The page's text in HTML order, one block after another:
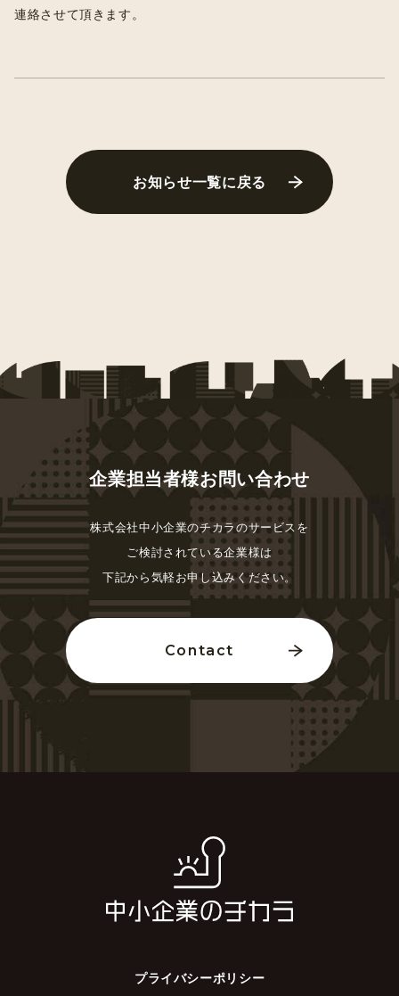
連絡させて頂きます。
お知らせ一覧に戻る
企業担当者様お問い合わせ
株式会社中小企業のチカラのサービスを
ご検討されている企業様は
下記から気軽お申し込みください。
Contact
プライバシーポリシー